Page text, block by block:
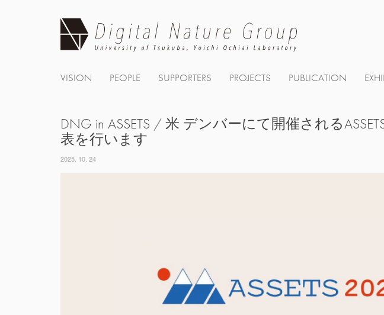
VISION PEOPLE SUPPORTERS PROJECTS PUBLICATION
DNG in ASSETS / 米 デンバーにて開催される
表を行います
2025. 10. 24